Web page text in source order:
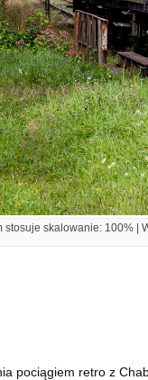
stosuje skalowanie: 100% |
pociągiem retro z